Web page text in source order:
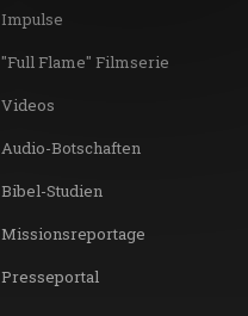
Impulse
"Full Flame" Filmserie
Videos
Audio-Botschaften
Bibel-Studien
Missionsreportage
Presseportal